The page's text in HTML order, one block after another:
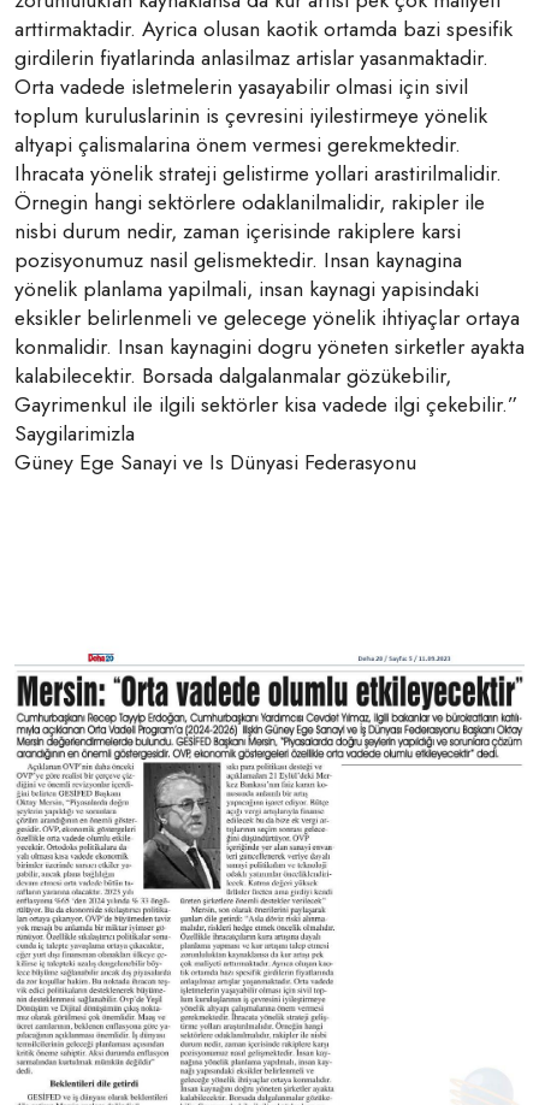
arttirmaktadir. Ayrica olusan kaotik ortamda bazi spesifik
girdilerin fiyatlarinda anlasilmaz artislar yasanmaktadir.
Orta vadede isletmelerin yasayabilir olmasi için sivil
toplum kuruluslarinin is çevresini iyilestirmeye yönelik
altyapi çalismalarina önem vermesi gerekmektedir.
Ihracata yönelik strateji gelistirme yollari arastirilmalidir.
Örnegin hangi sektörlere odaklanilmalidir, rakipler ile
nisbi durum nedir, zaman içerisinde rakiplere karsi
pozisyonumuz nasil gelismektedir. Insan kaynagina
yönelik planlama yapilmali, insan kaynagi yapisindaki
eksikler belirlenmeli ve gelecege yönelik ihtiyaçlar ortaya
konmalidir. Insan kaynagini dogru yöneten sirketler ayakta
kalabilecektir. Borsada dalgalanmalar gözükebilir,
Gayrimenkul ile ilgili sektörler kisa vadede ilgi çekebilir.”
Saygilarimizla